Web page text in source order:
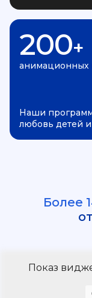
200+
анимационных
Наши
любовь детей
Более
Показ